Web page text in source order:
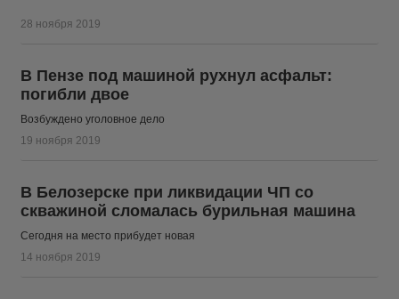
28 ноября 2019
В Пензе под машиной рухнул асфальт:
погибли двое
Возбуждено уголовное дело
19 ноября 2019
В Белозерске при ликвидации ЧП со
скважиной сломалась бурильная машина
Сегодня на место прибудет новая
14 ноября 2019